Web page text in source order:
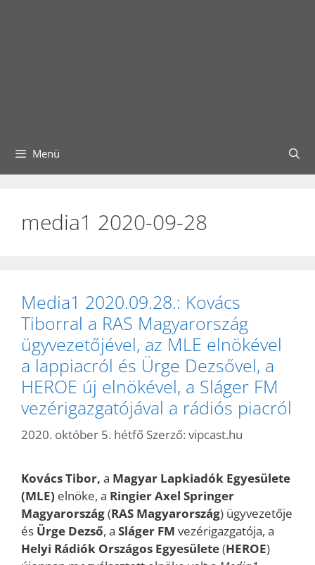
Menü
media1 2020-09-28
Media1 2020.09.28.: Kovács
Tiborral a RAS Magyarország
ügyvezetőjével, az MLE elnökével
a lappiacról és Ürge Dezsővel, a
HEROE új elnökével, a Sláger FM
vezérigazgatójával a rádiós piacról
2020. október 5. hétfő Szerző: vipcast.hu
Kovács Tibor, a Magyar Lapkiadók Egyesülete
(MLE) elnöke, a Ringier Axel Springer
Magyarország(RAS Magyarország) ügyvezetője
és Ürge Dezső, a Sláger FM vezérigazgatója, a
Helyi Rádiók Országos Egyesülete(HEROE)